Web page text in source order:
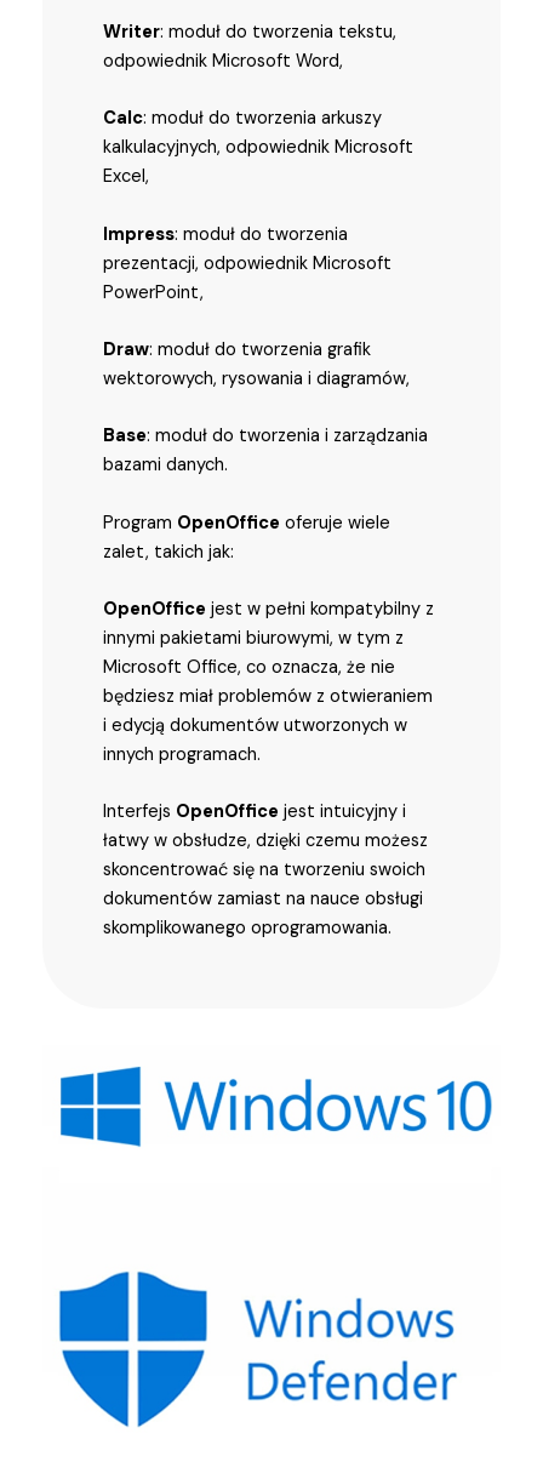
Writer: moduł do tworzenia tekstu,
odpowiednik Microsoft Word,
Calc: moduł do tworzenia arkuszy
kalkulacyjnych, odpowiednik Microsoft
Excel,
Impress: moduł do tworzenia
prezentacji, odpowiednik Microsoft
PowerPoint,
Draw: moduł do tworzenia grafik
wektorowych, rysowania i diagramów,
Base: moduł do tworzenia i zarządzania
bazami danych.
Program OpenOffice oferuje wiele
zalet, takich jak:
OpenOffice jest w pełni kompatybilny z
innymi pakietami biurowymi, w tym z
Microsoft Office, co oznacza, że nie
będziesz miał problemów z otwieraniem
i edycją dokumentów utworzonych w
innych programach.
Interfejs OpenOffice jest intuicyjny i
łatwy w obsłudze, dzięki czemu możesz
skoncentrować się na tworzeniu swoich
dokumentów zamiast na nauce obsługi
skomplikowanego oprogramowania.